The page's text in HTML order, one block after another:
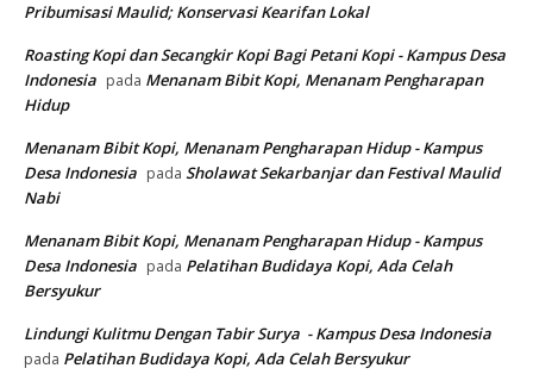
Pribumisasi Maulid; Konservasi Kearifan Lokal
Roasting Kopi dan Secangkir Kopi Bagi Petani Kopi - Kampus Desa
Indonesia pada Menanam Bibit Kopi, Menanam Pengharapan
Hidup
Menanam Bibit Kopi, Menanam Pengharapan Hidup - Kampus
Desa Indonesia pada Sholawat Sekarbanjar dan Festival Maulid
Nabi
Menanam Bibit Kopi, Menanam Pengharapan Hidup - Kampus
Desa Indonesia pada Pelatihan Budidaya Kopi, Ada Celah
Bersyukur
Lindungi Kulitmu Dengan Tabir Surya - Kampus Desa Indonesia
pada Pelatihan Budidaya Kopi, Ada Celah Bersyukur